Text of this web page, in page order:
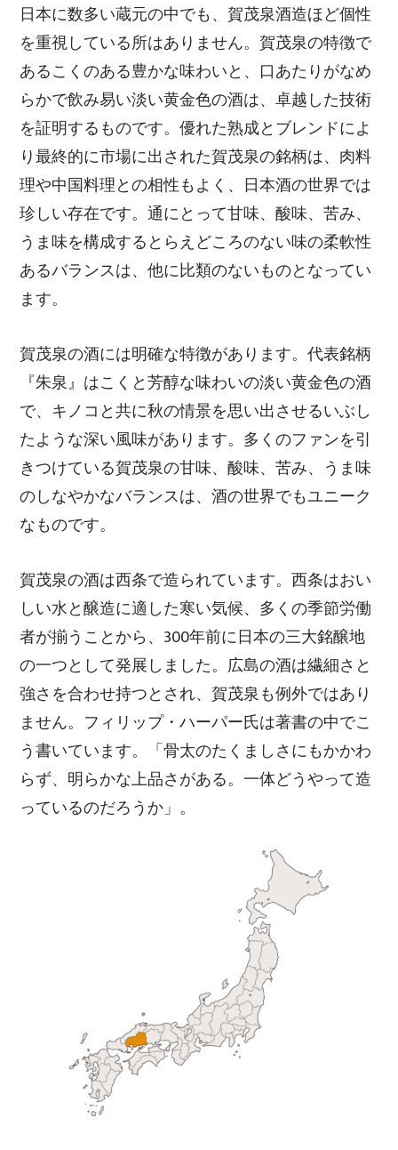
日本に数多い蔵元の中でも、賀茂泉酒造ほど個性
を重視している所はありません。賀茂泉の特徴で
あるこくのある豊かな味わいと、口あたりがなめ
らかで飲み易い淡い黄金色の酒は、卓越した技術
を証明するものです。優れた熟成とブレンドによ
り最終的に市場に出された賀茂泉の銘柄は、肉料
理や中国料理との相性もよく、日本酒の世界では
珍しい存在です。通にとって甘味、酸味、苦み、
うま味を構成するとらえどころのない味の柔軟性
あるバランスは、他に比類のないものとなってい
ます。
賀茂泉の酒には明確な特徴があります。代表銘柄
『朱泉』はこくと芳醇な味わいの淡い黄金色の酒
で、キノコと共に秋の情景を思い出させるいぶし
たような深い風味があります。多くのファンを引
きつけている賀茂泉の甘味、酸味、苦み、うま味
のしなやかなバランスは、酒の世界でもユニーク
なものです。
賀茂泉の酒は西条で造られています。西条はおい
しい水と醸造に適した寒い気候、多くの季節労働
者が揃うことから、300年前に日本の三大銘醸地
の一つとして発展しました。広島の酒は繊細さと
強さを合わせ持つとされ、賀茂泉も例外ではあり
ません。フィリップ・ハーパー氏は著書の中でこ
う書いています。「骨太のたくましさにもかかわ
らず、明らかな上品さがある。一体どうやって造
っているのだろうか」。